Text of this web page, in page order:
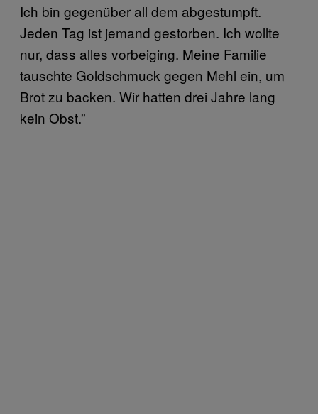
Ich bin gegenüber all dem abgestumpft.
Jeden Tag ist jemand gestorben. Ich wollte
nur, dass alles vorbeiging. Meine Familie
tauschte Goldschmuck gegen Mehl ein, um
Brot zu backen. Wir hatten drei Jahre lang
kein Obst.”